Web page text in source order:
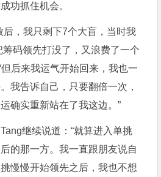
功抓住机会。
后，我只剩下7个大盲，当时我
筹码领先打没了，又浪费了一个
但后来我运气开始回来，我也一
我告诉自己，只要翻倍一次，
确实重新站在了我这边。”
继续说道：“就算进入单挑
的那一方。我一直跟朋友说自
慢慢开始领先之后，我也不想